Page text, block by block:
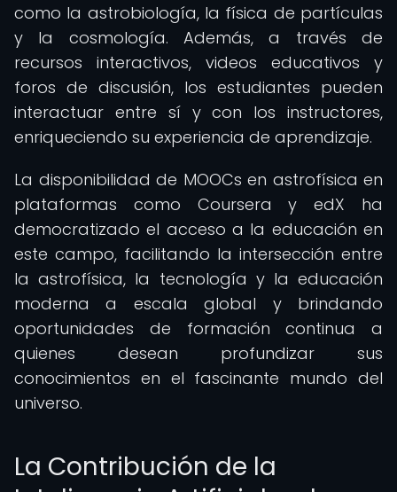
como la astrobiología, la física de partículas
y la cosmología. Además, a través de
recursos interactivos, videos educativos y
foros de discusión, los estudiantes pueden
interactuar entre sí y con los instructores,
enriqueciendo su experiencia de aprendizaje.
La disponibilidad de MOOCs en astrofísica en
plataformas como Coursera y edX ha
democratizado el acceso a la educación en
este campo, facilitando la intersección entre
la astrofísica, la tecnología y la educación
moderna a escala global y brindando
oportunidades de formación continua a
quienes desean profundizar sus
conocimientos en el fascinante mundo del
universo.
La Contribución de la